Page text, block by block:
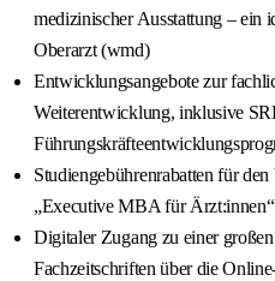
medizinischer Ausstattung – ein
Oberarzt (wmd)
Entwicklungsangebote zur
Weiterentwicklung, inklusive
Studiengebührenrabatten für
„Executive MBA für
Digitaler Zugang zu einer
Fachzeitschriften über die